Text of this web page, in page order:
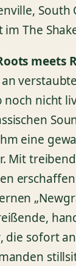
The
meets
noch nicht
eine
Mit
, die sofort